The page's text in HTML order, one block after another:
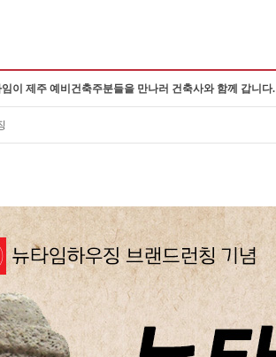
이 제주 예비건축주분들을 만나러 건축사와 함께 갑니다.